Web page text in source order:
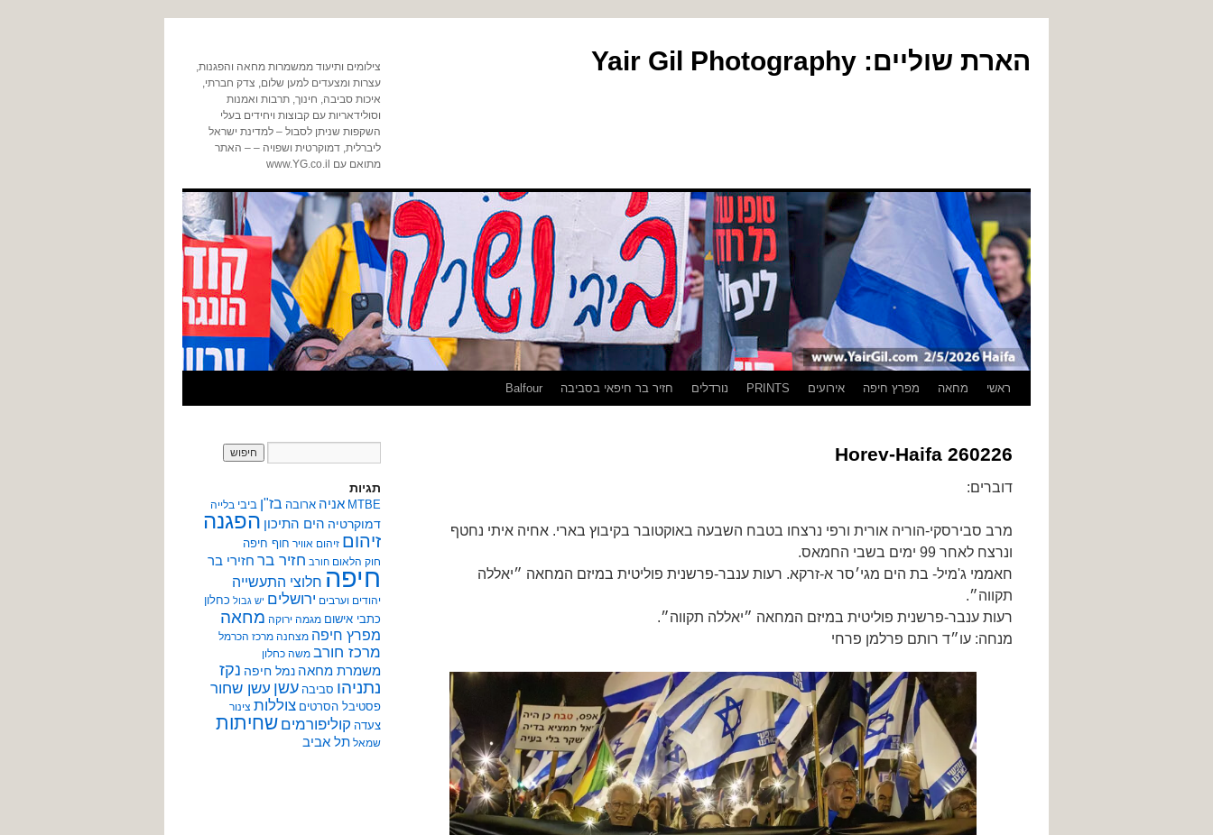
הארת שוליים: Yair Gil Photography
צילומים ותיעוד ממשמרות מחאה והפגנות,
עצרות ומצעדים למען שלום, צדק חברתי,
איכות סביבה, חינוך, תרבות ואמנות
וסולידאריות עם קבוצות ויחידים בעלי
השקפות שניתן לסבול – למדינת ישראל
ליברלית, דמוקרטית ושפויה – – האתר
מתואם עם www.YG.co.il
לדלגראשי מחאה מפרץ חיפה אירועים PRINTS נורדלים חזיר בר חיפאי בסביבה Balfour
Horev-Haifa 260226
דוברים:
מרב סבירסקי-הוריה אורית ורפי נרצחו בטבח השבעה באוקטובר בקיבוץ בארי. אחיה איתי נחטף
ונרצח לאחר 99 ימים בשבי החמאס.
חאממי ג'מיל- בת הים מגי׳סר א-זרקא. רעות ענבר-פרשנית פוליטית במיזם המחאה ״יאללה
תקווה״.
רעות ענבר-פרשנית פוליטית במיזם המחאה ״יאללה תקווה״.
מנחה: עו״ד רותם פרלמן פרחי
תגיות
MTBE אניה ארובה בז"ן ביבי בלייה
דמוקרטיה הים התיכון הפגנה
זיהום זיהום אוויר חוף חיפה
חוק הלאום חורב חזיר בר חזירי בר
חיפה חלוצי התעשייה
יהודים וערבים ירושלים יש גבול כחלון
כתבי אישום מגמה ירוקה מחאה
מפרץ חיפה מצחנה מרכז הכרמל
מרכז חורב משה כחלון
משמרת מחאה נמל חיפה נקז
נתניהו סביבה עשן עשן שחור
פסטיבל הסרטים צוללות צינור
צעדה קוליפורמים שחיתות
שמאל תל אביב